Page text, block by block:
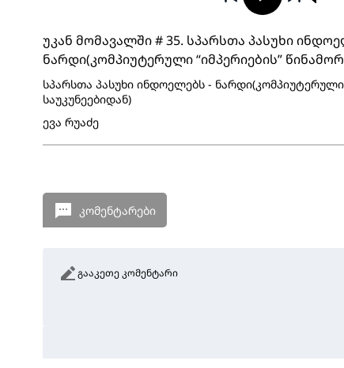
უკან მომავალში # 35. სპარსთა პასუხი
ნარდი(კომპიუტერული “იმპერიების”
სპარსთა პასუხი ინდოელებს - ნარდი(კომპიუტერული
საუკუნეებიდან)
ევა რუაძე
კომენტარები
გააკეთე კომენტარი